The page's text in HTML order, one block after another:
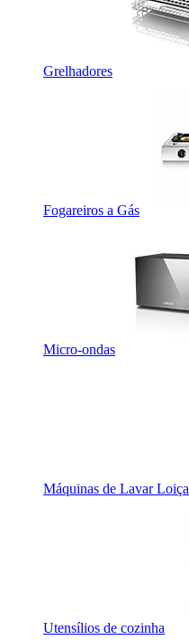
Grelhadores
Fogareiros a Gás
Micro-ondas
Máquinas de Lavar Loiça
Utensílios de cozinha